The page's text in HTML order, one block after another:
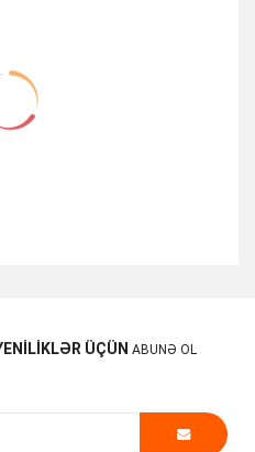
LC-UPC KabelÜÇÜN ABUNƏ OL